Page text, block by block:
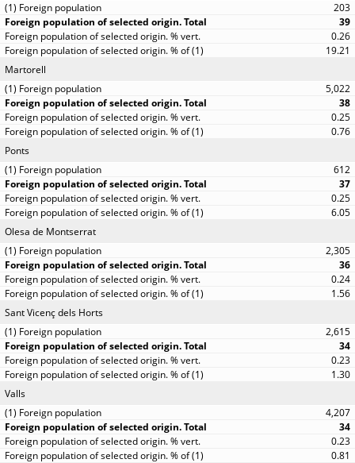
203
39
0.26
19.21
Martorell
5,022
38
0.25
0.76
Ponts
612
37
0.25
6.05
Olesa de Montserrat
2,305
36
0.24
1.56
Sant Vicenç dels Horts
2,615
34
0.23
1.30
Valls
4,207
34
0.23
0.81